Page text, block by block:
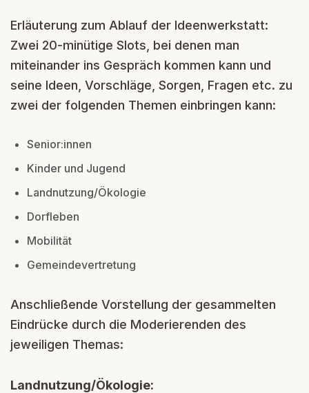
Erläuterung zum Ablauf der Ideenwerkstatt:
Zwei 20-minütige Slots, bei denen man
miteinander ins Gespräch kommen kann und
seine Ideen, Vorschläge, Sorgen, Fragen etc. zu
zwei der folgenden Themen einbringen kann:
Senior:innen
Kinder und Jugend
Landnutzung/Ökologie
Dorfleben
Mobilität
Gemeindevertretung
Anschließende Vorstellung der gesammelten
Eindrücke durch die Moderierenden des
jeweiligen Themas:
Landnutzung/Ökologie: